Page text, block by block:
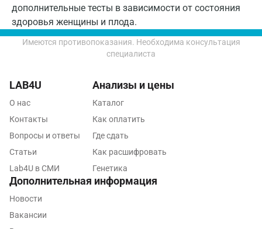
дополнительные тесты в зависимости от состояния
здоровья женщины и плода.
Люберцы
Майкоп
Мурманск
Набережные Челны
Наро-Фоминск
Нижневартовск
Новокузнецк
Имеются противопоказания. Необходима консультация
специалиста
LAB4U
О нас
Контакты
Вопросы и ответы
Статьи
Lab4U в СМИ
Анализы и цены
Каталог
Как оплатить
Где сдать
Как расшифровать
Генетика
Дополнительная информация
Новости
Вакансии